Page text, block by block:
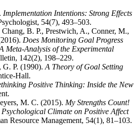
Implementation Intentions: Strong Effects
54(7), 493–503.
B. P., Prestwich, A., Conner, M.,
Does Monitoring Goal Progress
Meta-Analysis of the Experimental
142(2), 198–229.
P. (1990). A Theory of Goal Setting
Hall.
Positive Thinking: Inside the New
M. C. (2015). My Strengths Count!
Psychological Climate on Positive Affect
Resource Management, 54(1), 81–103.